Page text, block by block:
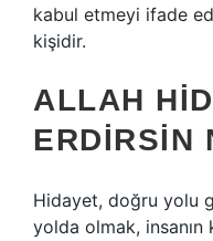
kabul etmeyi ifade
kişidir.
ALLAH
ERDIRSIN
Hidayet, doğru yolu
yolda olmak,